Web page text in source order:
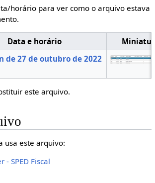
horário para ver como o arquivo estava
Data e horário
de 27 de outubro de 2022
este arquivo.
usa este arquivo:
- SPED Fiscal